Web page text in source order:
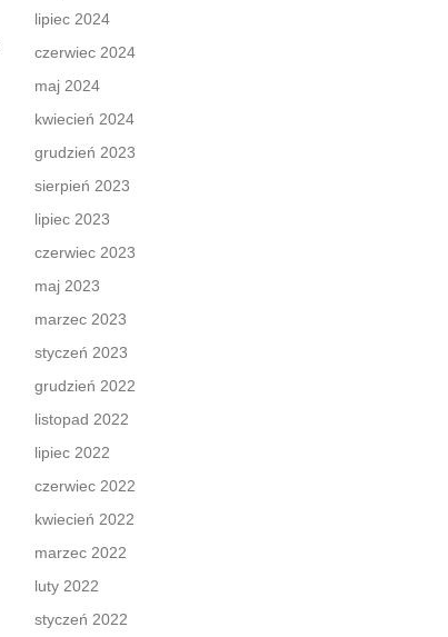
lipiec 2024
czerwiec 2024
maj 2024
kwiecień 2024
grudzień 2023
sierpień 2023
lipiec 2023
czerwiec 2023
maj 2023
marzec 2023
styczeń 2023
grudzień 2022
listopad 2022
lipiec 2022
czerwiec 2022
kwiecień 2022
marzec 2022
luty 2022
styczeń 2022